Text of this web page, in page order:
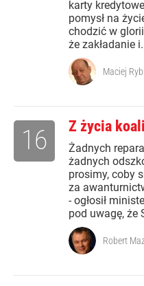
karty
pomysł na
chodzić w
że zakładanie
Maciej
Z życia
Żadnych
żadnych
prosimy, coby
za
- ogłosił
pod uwagę, że
16
Robert